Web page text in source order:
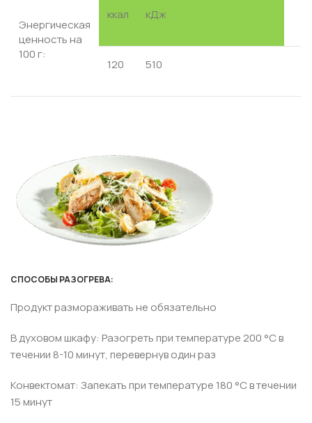
Энергическая
ценность на
100 г:
ккал кДж
120 510
СПОСОБЫ РАЗОГРЕВА:
Продукт размораживать не обязательно
В духовом шкафу: Разогреть при температуре 200 °С в
течении 8-10 минут, перевернув один раз
Конвектомат: Запекать при температуре 180 °С в течении
15 минут